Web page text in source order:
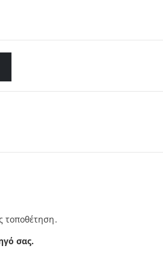
τοποθέτηση.
σας.